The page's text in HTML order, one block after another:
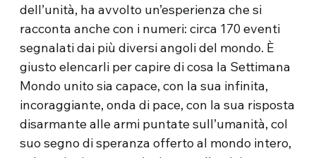
dell’unità, ha avvolto un’esperienza che si
racconta anche con i numeri: circa 170 eventi
segnalati dai più diversi angoli del mondo. È
giusto elencarli per capire di cosa la Settimana
Mondo unito sia capace, con la sua infinita,
incoraggiante, onda di pace, con la sua risposta
disarmante alle armi puntate sull’umanità, col
suo segno di speranza offerto al mondo intero,